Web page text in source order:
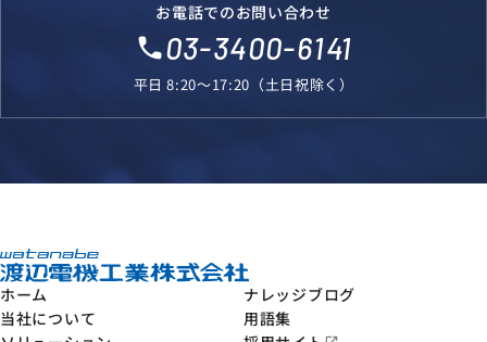
お電話でのお問い合わせ
local_phone03-3400-6141
平日 8:20～17:20（土日祝除く）
ホーム
当社について
ナレッジブログ
用語集